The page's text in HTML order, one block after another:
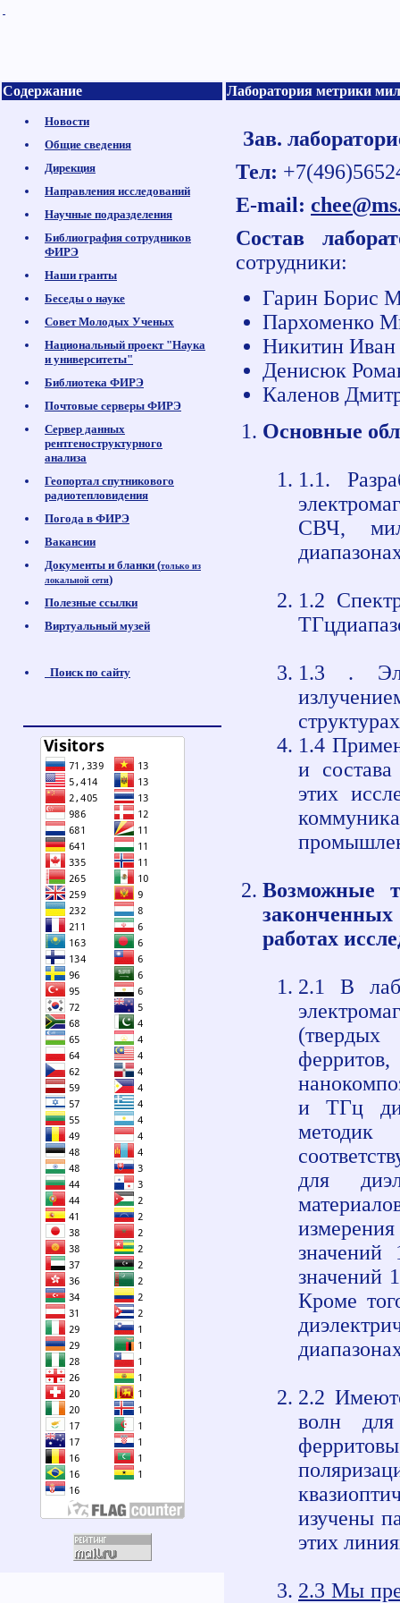
Содержание
Новости
Общие сведения
Дирекция
Направления исследований
Научные подразделения
Библиография сотрудников
ФИРЭ
Наши гранты
Беседы о науке
Совет Молодых Ученых
Национальный проект "Наука
и университеты"
Библиотека ФИРЭ
Почтовые серверы ФИРЭ
Сервер данных
рентгеноструктурного
анализа
Геопортал спутникового
радиотепловидения
Погода в ФИРЭ
Вакансии
Документы и бланки (только из
локальной сети)
Полезные ссылки
Виртуальный музей
Поиск по сайту
Лаборатория метрики
Зав.
Тел:
E-mail:
Состав
сотрудники:
Гарин Борис
Пархоменко
Никитин Иван
Денисюк
Каленов
Основные
1.1.
СВЧ,
1.2
1.3 .
1.4
и
этих
Возможные
работах
2.1 В
и ТГц
для
значений
значений
Кроме
2.2
волн
изучены
этих
2.3 Мы